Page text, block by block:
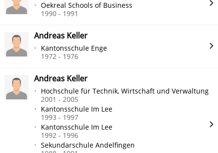
Oekreal Schools of Business
1990 - 1991
Andreas Keller
Kantonsschule Enge
1972 - 1976
Andreas Keller
Hochschule für Technik, Wirtschaft und Verwaltung
2001 - 2005
Kantonsschule Im Lee
1993 - 1997
Kantonsschule Im Lee
1992 - 1996
Sekundarschule Andelfingen